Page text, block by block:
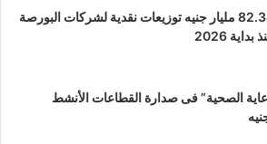
82.34 مليار جنيه توزيعات نقدية لشركات البورصة
بداية 2026
الصحية” فى صدارة القطاعات الأنشط